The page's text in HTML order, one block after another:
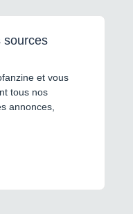
sources
et vous
tous nos
annonces,